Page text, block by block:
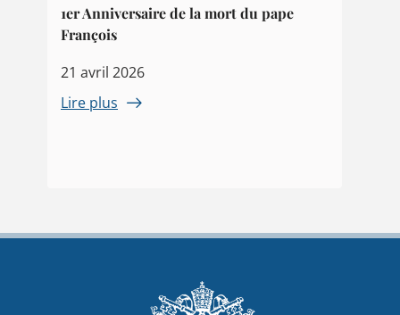
1er Anniversaire de la mort du pape
François
21 avril 2026
Lire plus